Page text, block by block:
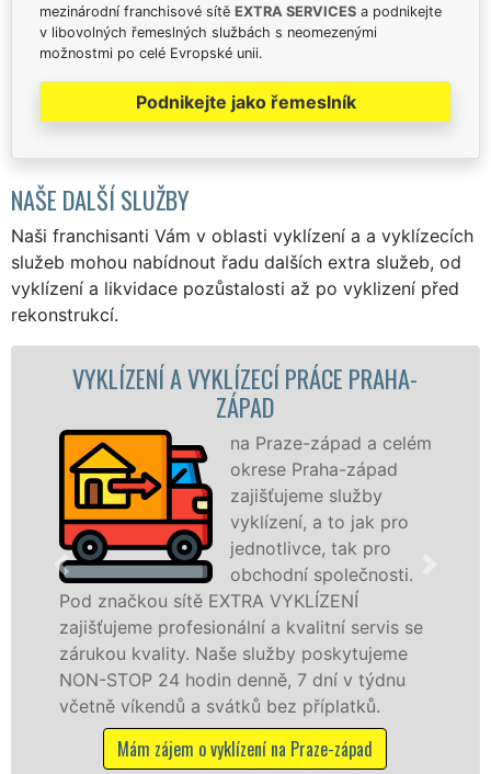
mezinárodní franchisové sítě EXTRA SERVICES a podnikejte
v libovolných řemeslných službách s neomezenými
možnostmi po celé Evropské unii.
Podnikejte jako řemeslník
NAŠE DALŠÍ SLUŽBY
Naši franchisanti Vám v oblasti vyklízení a a vyklízecích
služeb mohou nabídnout řadu dalších extra služeb, od
vyklízení a likvidace pozůstalosti až po vyklizení před
rekonstrukcí.
VYKLÍZECÍ PRÁCE PRAHA-
na Praze-západ a celém
okrese Praha-západ
zajišťujeme služby
vyklízení, a to jak pro
jednotlivce, tak pro
obchodní společnosti.
EXTRA VYKLÍZENÍ
a kvalitní servis se
Naše služby poskytujeme
hodin denně, 7 dní v týdnu
a svátků bez příplatků.
o vyklízení na Praze-západ
VYKLÍZECÍ
službu jak
osobám se
práce, a to